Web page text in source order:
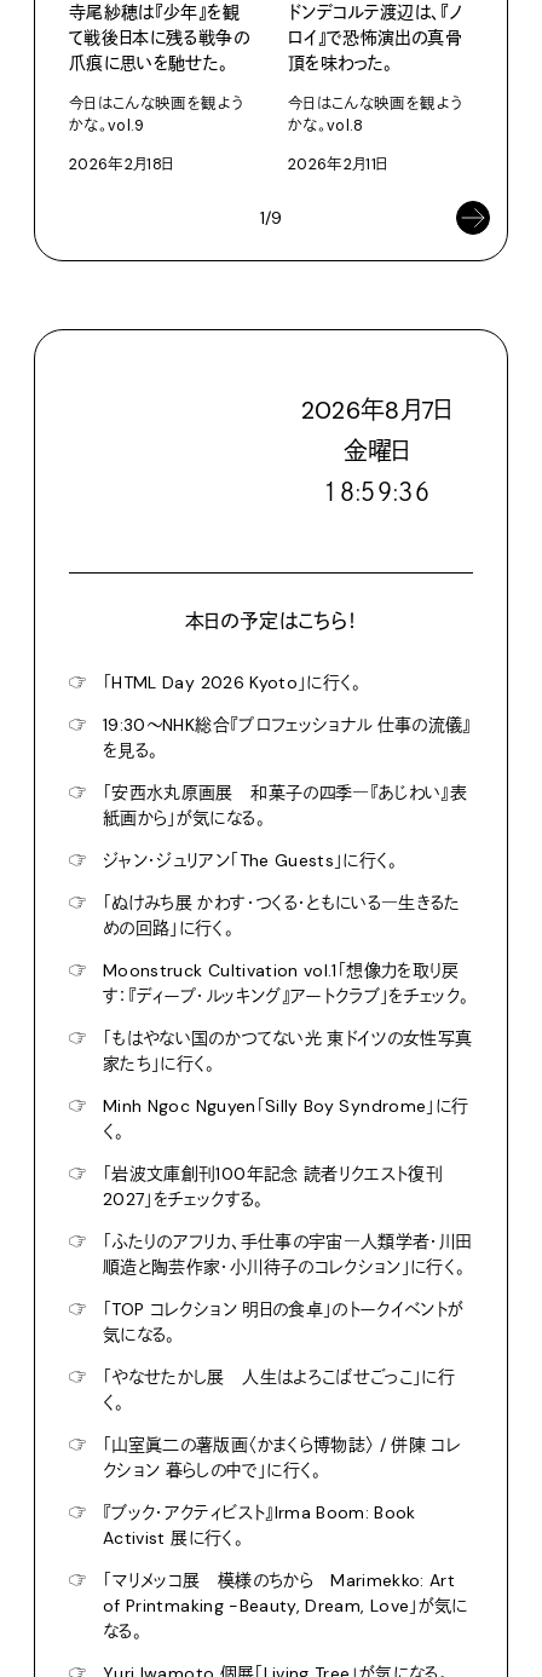
寺尾紗穂は『少年』を観
て戦後日本に残る戦争の
爪痕に思いを馳せた。
今日はこんな映画を観よう
かな。vol.9
2026年2月18日
ドンデコルテ渡辺は、『ノ
ロイ』で恐怖演出の真骨
頂を味わった。
今日はこんな映画を観よう
かな。vol.8
2026年2月11日
1/9
2026年8月7日
金曜日
１８:５９:３８
本日の予定はこちら！
☞
「HTML Day 2026 Kyoto」に行く。
☞
19:30〜NHK総合『プロフェッショナル 仕事の流儀』
を見る。
☞
「安西水丸原画展 和菓子の四季―『あじわい』表
紙画から」が気になる。
☞
ジャン・ジュリアン「The Guests」に行く。
☞
「ぬけみち展 かわす・つくる・ともにいる―生きるた
めの回路」に行く。
☞
Moonstruck Cultivation vol.1「想像力を取り戻
す：『ディープ・ルッキング』アートクラブ」をチェック。
☞
「もはやない国のかつてない光 東ドイツの女性写真
家たち」に行く。
☞
Minh Ngoc Nguyen「Silly Boy Syndrome」に行
く。
☞
「岩波文庫創刊100年記念 読者リクエスト復刊
2027」をチェックする。
☞
「ふたりのアフリカ、手仕事の宇宙―人類学者・川田
順造と陶芸作家・小川待子のコレクション」に行く。
☞
「TOP コレクション 明日の食卓」のトークイベントが
気になる。
☞
「やなせたかし展 人生はよろこばせごっこ」に行
く。
☞
「山室眞二の薯版画〈かまくら博物誌〉 / 併陳 コレ
クション 暮らしの中で」に行く。
☞
『ブック・アクティビスト』Irma Boom: Book
Activist 展に行く。
☞
「マリメッコ展 模様のちから Marimekko: Art
of Printmaking -Beauty, Dream, Love」が気に
なる。